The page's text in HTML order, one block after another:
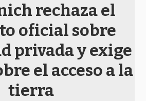
rechaza el
oficial sobre
privada y exige
el acceso a la
tierra